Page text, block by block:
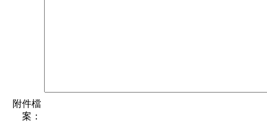
附件檔
案：